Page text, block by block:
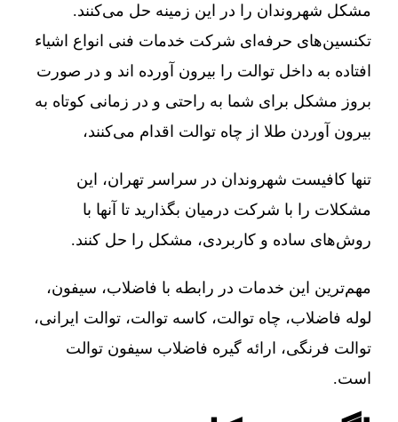
مشکل شهروندان را در این زمینه حل می‌کنند.
تکنسین‌های حرفه‌ای شرکت خدمات فنی انواع اشیاء
افتاده به داخل توالت را بیرون آورده اند و در صورت
بروز مشکل برای شما به راحتی و در زمانی کوتاه به
بیرون آوردن طلا از چاه توالت اقدام می‌کنند،
تنها کافیست شهروندان در سراسر تهران، این
مشکلات را با شرکت درمیان بگذارید تا آنها با
روش‌های ساده و کاربردی، مشکل را حل کنند.
مهم‌ترین این خدمات در رابطه با فاضلاب، سیفون،
لوله فاضلاب، چاه توالت، کاسه توالت، توالت ایرانی،
توالت فرنگی، ارائه گیره فاضلاب سیفون توالت
است.